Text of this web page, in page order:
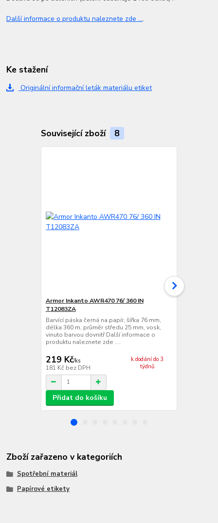
Další informace o produktu naleznete zde ....
Ke stažení
Originální informační leták materiálu etiket
Související zboží 8
Armor Inkanto AWR470 76/ 360 IN
T12083ZA
Barvící páska černá na papír, šířka 76 mm,
délka 360 m, průměr středu 25 mm, vosk,
vinuto barvou dovnitř Další informace o
produktu naleznete zde ....
219 Kč/ks
181 Kč bez DPH
k dodání do 3
týdnů
Přidat do košíku
Zboží zařazeno v kategoriích
Spotřební materiál
Papírové etikety